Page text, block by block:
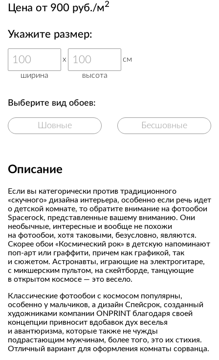
Цена от 900 руб./м2
Укажите размер:
ширина
x
высота
см
Выберите вид обоев:
Шовные Бесшовные
Описание
Если вы категорически против традиционного
«скучного» дизайна интерьера, особенно если речь идет
о детской комнате, то обратите внимание на фотообои
Spacerock, представленные вашему вниманию. Они
необычные, интересные и вообще не похожи
на фотообои, хотя таковыми, безусловно, являются.
Скорее обои «Космический рок» в детскую напоминают
поп-арт или граффити, причем как графикой, так
и сюжетом. Астронавты, играющие на электрогитаре,
с микшерским пультом, на скейтборде, танцующие
в открытом космосе — это весело.
Классические фотообои с космосом популярны,
особенно у мальчиков, а дизайн Спейсрок, созданный
художниками компании ONPRINT благодаря своей
концепции привносит вдобавок дух веселья
и авантюризма, которые также не чужды
подрастающим мужчинам, более того, это их стихия.
Отличный вариант для оформления комнаты сорванца.